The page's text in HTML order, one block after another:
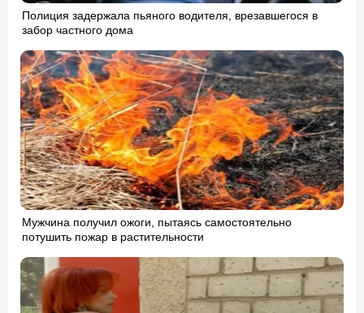
Полиция задержала пьяного водителя, врезавшегося в
забор частного дома
Мужчина получил ожоги, пытаясь самостоятельно
потушить пожар в растительности